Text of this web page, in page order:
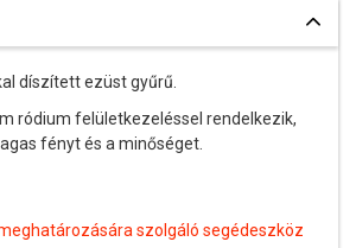
díszített ezüst gyűrű.
ródium felületkezeléssel rendelkezik,
fényt és a minőséget.
szolgáló segédeszköz